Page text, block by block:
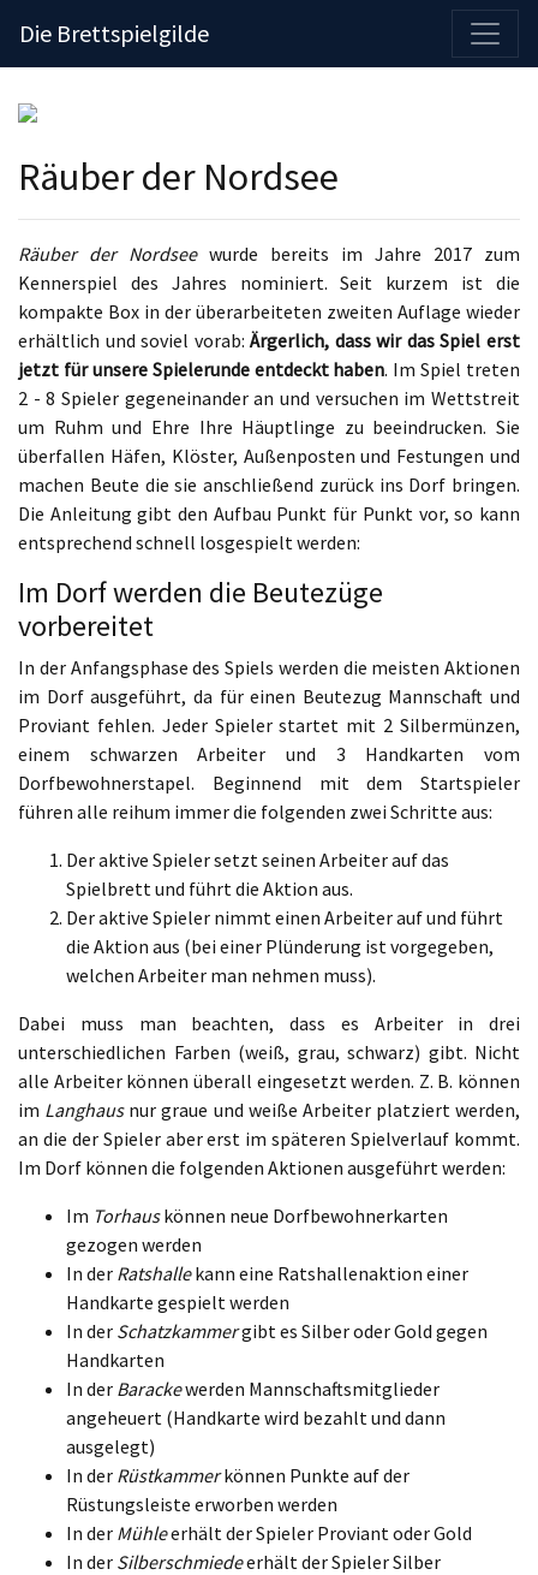
Die Brettspielgilde
Räuber der Nordsee
Räuber der Nordseewurde bereits im Jahre 2017 zum
Kennerspiel des Jahres nominiert. Seit kurzem ist die
kompakte Box in der überarbeiteten zweiten Auflage wieder
erhältlich und soviel vorab:Ärgerlich, dass wir das Spiel erst
jetzt für unsere Spielerunde entdeckt haben. Im Spiel treten
2 - 8 Spieler gegeneinander an und versuchen im Wettstreit
um Ruhm und Ehre Ihre Häuptlinge zu beeindrucken. Sie
überfallen Häfen, Klöster, Außenposten und Festungen und
machen Beute die sie anschließend zurück ins Dorf bringen.
Die Anleitung gibt den Aufbau Punkt für Punkt vor, so kann
entsprechend schnell losgespielt werden:
Im Dorf werden die Beutezüge
vorbereitet
In der Anfangsphase des Spiels werden die meisten Aktionen
im Dorf ausgeführt, da für einen Beutezug Mannschaft und
Proviant fehlen. Jeder Spieler startet mit 2 Silbermünzen,
einem schwarzen Arbeiter und 3 Handkarten vom
Dorfbewohnerstapel. Beginnend mit dem Startspieler
führen alle reihum immer die folgenden zwei Schritte aus:
Der aktive Spieler setzt seinen Arbeiter auf das
Spielbrett und führt die Aktion aus.
Der aktive Spieler nimmt einen Arbeiter auf und führt
die Aktion aus (bei einer Plünderung ist vorgegeben,
welchen Arbeiter man nehmen muss).
Dabei muss man beachten, dass es Arbeiter in drei
unterschiedlichen Farben (weiß, grau, schwarz) gibt. Nicht
alle Arbeiter können überall eingesetzt werden. Z. B. können
im Langhausnur graue und weiße Arbeiter platziert werden,
an die der Spieler aber erst im späteren Spielverlauf kommt.
Im Dorf können die folgenden Aktionen ausgeführt werden:
Im Torhauskönnen neue Dorfbewohnerkarten
gezogen werden
In der Ratshallekann eine Ratshallenaktion einer
Handkarte gespielt werden
In der Schatzkammergibt es Silber oder Gold gegen
Handkarten
In der Barackewerden Mannschaftsmitglieder
angeheuert (Handkarte wird bezahlt und dann
ausgelegt)
In der Rüstkammerkönnen Punkte auf der
Rüstungsleiste erworben werden
In der Mühleerhält der Spieler Proviant oder Gold
In der Silberschmiedeerhält der Spieler Silber